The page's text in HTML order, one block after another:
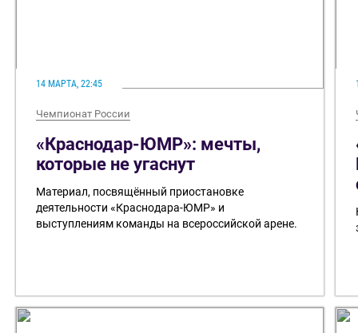
14 МАРТА, 22:45
Чемпионат России
«Краснодар-ЮМР»: мечты,
которые не угаснут
Материал, посвящённый приостановке
деятельности «Краснодара-ЮМР» и
выступлениям команды на всероссийской арене.